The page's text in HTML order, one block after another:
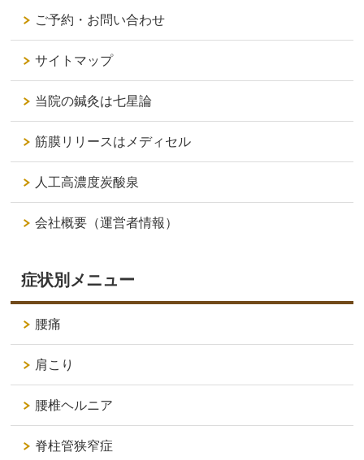
ご予約・お問い合わせ
サイトマップ
当院の鍼灸は七星論
筋膜リリースはメディセル
人工高濃度炭酸泉
会社概要（運営者情報）
症状別メニュー
腰痛
肩こり
腰椎ヘルニア
脊柱管狭窄症